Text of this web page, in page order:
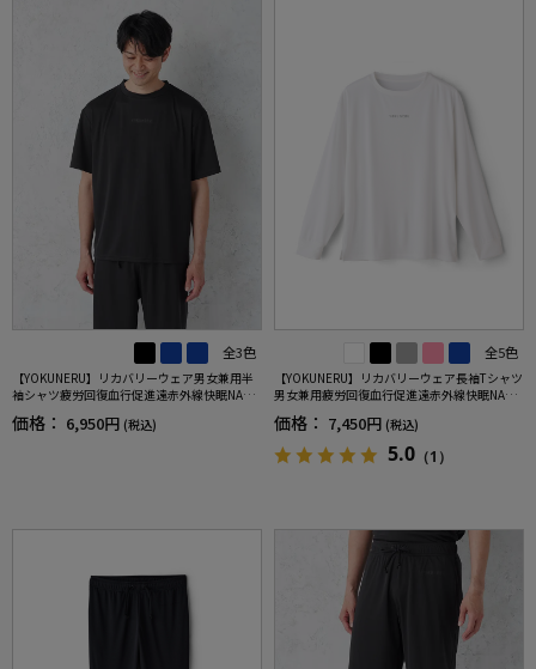
全3色
【YOKUNERU】リカバリーウェア男女兼用半
袖シャツ疲労回復血行促進遠赤外線快眠NANO
MIX(R)【一般医療機器】SS～LLサイズ
価格： 6,950円 (税込)
全5色
【YOKUNERU】リカバリーウェア長袖Tシャツ
男女兼用疲労回復血行促進遠赤外線快眠NANO
MIX(R)【一般医療機器】SS～LLサイズ
価格： 7,450円 (税込)
5.0 （1）